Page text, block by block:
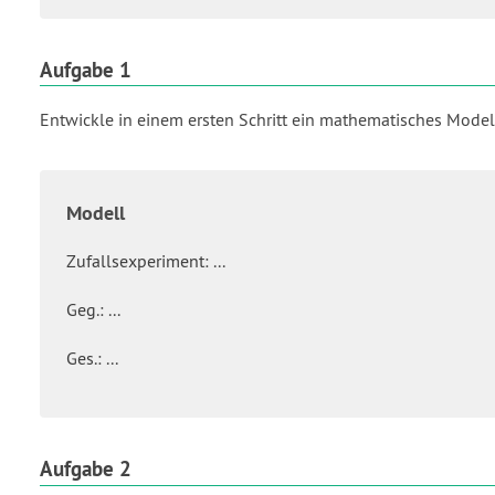
Aufgabe 1
Entwickle in einem ersten Schritt ein mathematisches
Modell
Zufallsexperiment: ...
Geg.: ...
Ges.: ...
Aufgabe 2